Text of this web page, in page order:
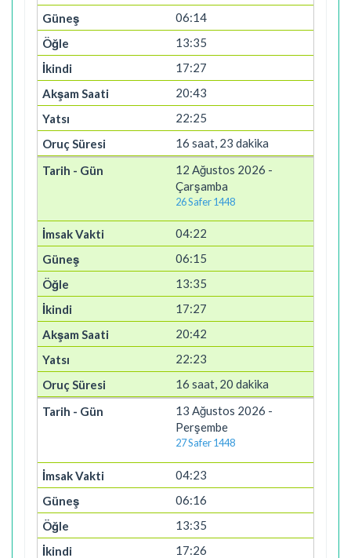
06:14
13:35
17:27
20:43
22:25
16 saat, 23 dakika
12 Ağustos 2026 -
Çarşamba
26 Safer 1448
04:22
06:15
13:35
17:27
20:42
22:23
16 saat, 20 dakika
13 Ağustos 2026 -
Perşembe
27 Safer 1448
04:23
06:16
13:35
17:26